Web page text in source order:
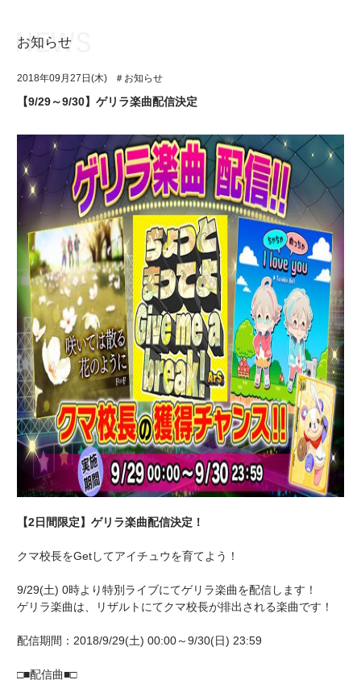
アプリゲーム
イベント・キャンペーン
ミュージック
グッズ・本
ギャラリー
ユニット&キャラクター
アプリゲーム
イベント・キャンペーン
ミュージック
グッズ・本
ギャラリー
お知らせ
2018年09月27日(木) ＃お知らせ
【9/29～9/30】ゲリラ楽曲配信決定
【2日間限定】ゲリラ楽曲配信決定！
クマ校長をGetしてアイチュウを育てよう！
9/29(土) 0時より特別ライブにてゲリラ楽曲を配信します！
ゲリラ楽曲は、リザルトにてクマ校長が排出される楽曲です！
配信期間：2018/9/29(土) 00:00～9/30(日) 23:59
□■配信曲■□